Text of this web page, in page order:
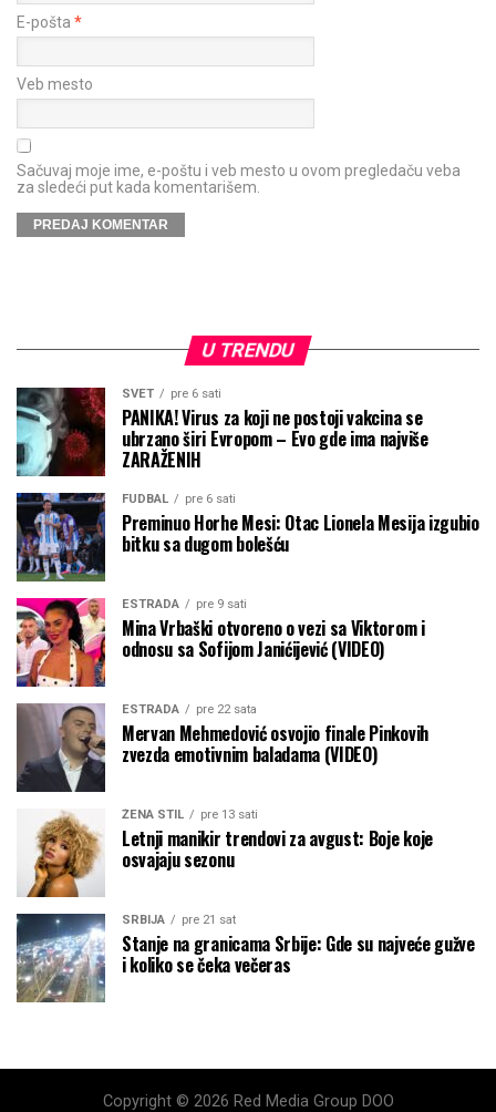
E-pošta *
Veb mesto
Sačuvaj moje ime, e-poštu i veb mesto u ovom pregledaču veba
za sledeći put kada komentarišem.
U TRENDU
SVET pre 6 sati
PANIKA! Virus za koji ne postoji vakcina se
ubrzano širi Evropom – Evo gde ima najviše
ZARAŽENIH
FUDBAL pre 6 sati
Preminuo Horhe Mesi: Otac Lionela Mesija izgubio
bitku sa dugom bolešću
ESTRADA pre 9 sati
Mina Vrbaški otvoreno o vezi sa Viktorom i
odnosu sa Sofijom Janićijević (VIDEO)
ESTRADA pre 22 sata
Mervan Mehmedović osvojio finale Pinkovih
zvezda emotivnim baladama (VIDEO)
ŽENA STIL pre 13 sati
Letnji manikir trendovi za avgust: Boje koje
osvajaju sezonu
SRBIJA pre 21 sat
Stanje na granicama Srbije: Gde su najveće gužve
i koliko se čeka večeras
Copyright © 2026 Red Media Group DOO